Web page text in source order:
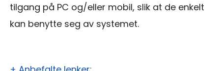
tilgang på PC og/eller mobil, slik at de enkelt
kan benytte seg av systemet.